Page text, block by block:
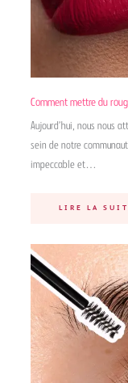
Comment mettre du
Aujourd’hui, nous nous
sein de notre
impeccable et…
LIRE LA